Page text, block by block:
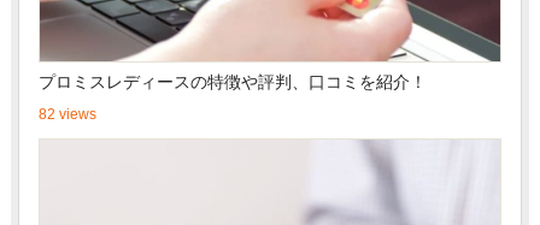
プロミスレディースの特徴や評判、口コミを紹介！
82 views